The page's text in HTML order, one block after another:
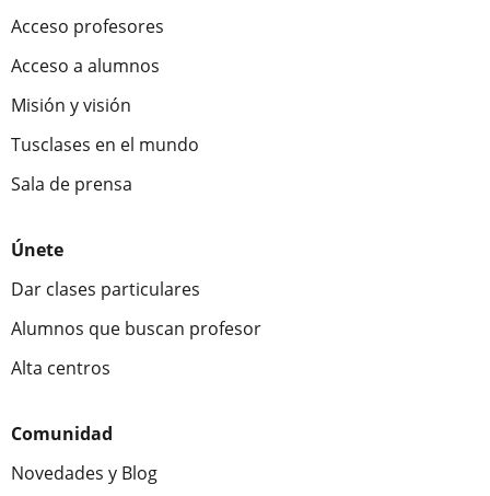
Acceso profesores
Acceso a alumnos
Misión y visión
Tusclases en el mundo
Sala de prensa
Únete
Dar clases particulares
Alumnos que buscan profesor
Alta centros
Comunidad
Novedades y Blog